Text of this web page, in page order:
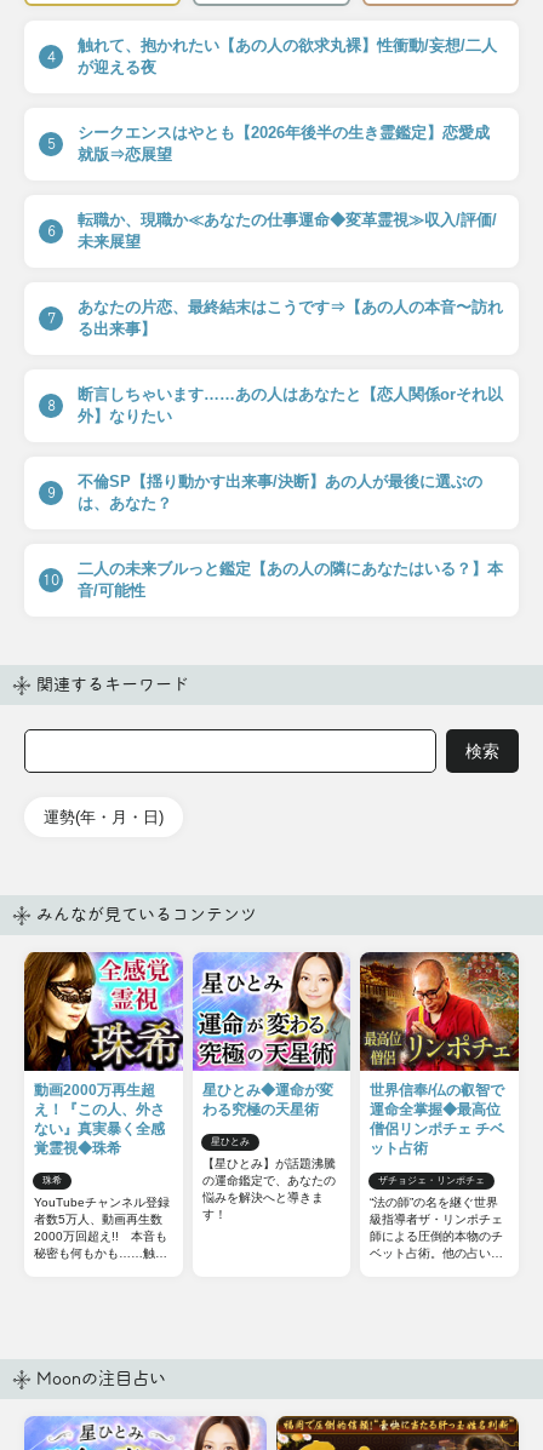
4
触れて、抱かれたい【あの人の欲求丸裸】性衝動/妄想/二人
が迎える夜
5
シークエンスはやとも【2026年後半の生き霊鑑定】恋愛成
就版⇒恋展望
6
転職か、現職か≪あなたの仕事運命◆変革霊視≫収入/評価/
未来展望
7
あなたの片恋、最終結末はこうです⇒【あの人の本音〜訪れ
る出来事】
8
断言しちゃいます……あの人はあなたと【恋人関係orそれ以
外】なりたい
9
不倫SP【揺り動かす出来事/決断】あの人が最後に選ぶの
は、あなた？
10
二人の未来ブルっと鑑定【あの人の隣にあなたはいる？】本
音/可能性
関連するキーワード
運勢(年・月・日)
みんなが見ているコンテンツ
動画2000万再生超
え！『この人、外さ
ない』真実暴く全感
覚霊視◆珠希
珠希
YouTubeチャンネル登録
者数5万人、動画再生数
2000万回超え!! 本音も
秘密も何もかも……触れ
星ひとみ◆運命が変
わる究極の天星術
星ひとみ
【星ひとみ】が話題沸騰
の運命鑑定で、あなたの
悩みを解決へと導きま
す！
世界信奉/仏の叡智で
運命全掌握◆最高位
僧侶リンポチェ チベ
ット占術
ザチョジェ・リンポチェ
“法の師”の名を継ぐ世界
級指導者ザ・リンポチェ
師による圧倒的本物のチ
ベット占術。他の占いと
Moonの注目占い